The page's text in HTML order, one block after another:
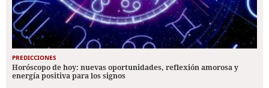
PREDICCIONES
Horóscopo de hoy: nuevas oportunidades, reflexión amorosa y
energía positiva para los signos